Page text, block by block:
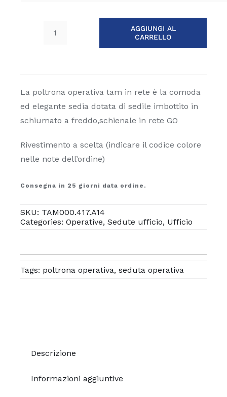
Poltrona
rete
quantità
AGGIUNGI AL
CARRELLO
La poltrona operativa tam in rete è la comoda
ed elegante sedia dotata di sedile imbottito in
schiumato a freddo,schienale in rete GO
Rivestimento a scelta (indicare il codice colore
nelle note dell’ordine)
Consegna in 25 giorni data ordine.
SKU: TAM000.417.A14
Categories: Operative, Sedute ufficio, Ufficio
Tags: poltrona operativa, seduta operativa
Descrizione
Informazioni aggiuntive